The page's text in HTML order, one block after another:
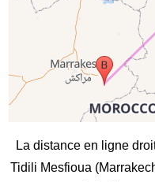
La distance en ligne
Tidili Mesfioua